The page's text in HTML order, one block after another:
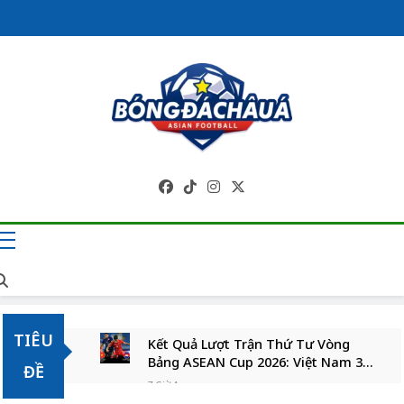
to
Trang Tin Tức
Bóng Đá Châu Á
TIÊU
ĐỀ
Kết Quả Lượt Trận Thứ Tư Vòng
Bảng ASEAN Cup 2026: Việt Nam 3-
1 Campuchia
7 Giờ Ago